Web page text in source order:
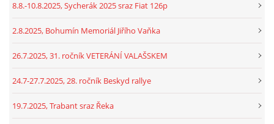
8.8.-10.8.2025, Sycherák 2025 sraz Fiat 126p
2.8.2025, Bohumín Memoriál Jiřího Vaňka
26.7.2025, 31. ročník VETERÁNÍ VALAŠSKEM
24.7-27.7.2025, 28. ročník Beskyd rallye
19.7.2025, Trabant sraz Řeka